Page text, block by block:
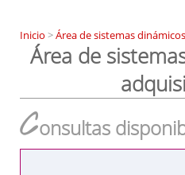
Inicio >Área de sistemas
Área de
Consultas